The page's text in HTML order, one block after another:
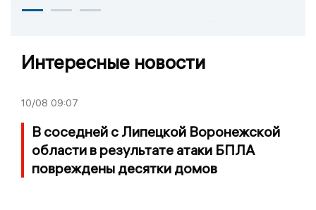
Интересные новости
10/08 09:07
В соседней с Липецкой Воронежской
области в результате атаки БПЛА
повреждены десятки домов